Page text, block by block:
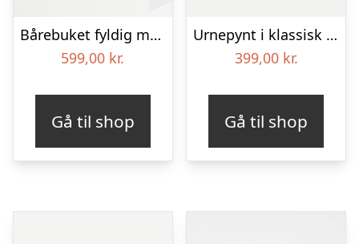
Bårebuket fyldig med bånd
599,00 kr.
Gå til shop
Urnepynt i klassisk stil – rød og hvid
399,00 kr.
Gå til shop